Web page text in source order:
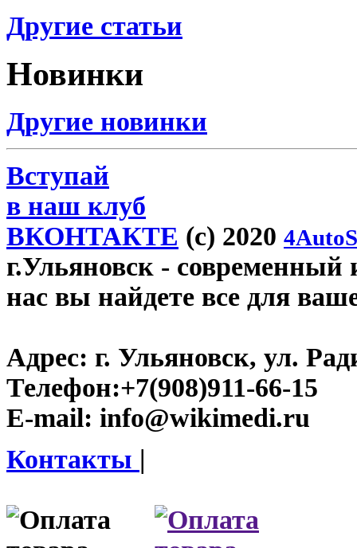
Другие статьи
Новинки
Другие новинки
Вступай
в наш клуб
ВКОНТАКТЕ (c) 2020
г.Ульяновск - современный
нас вы найдете все для
Адрес: г. Ульяновск, ул.
Телефон:+7(908)911-66-15
E-mail: info@wikimedi.ru
Контакты |